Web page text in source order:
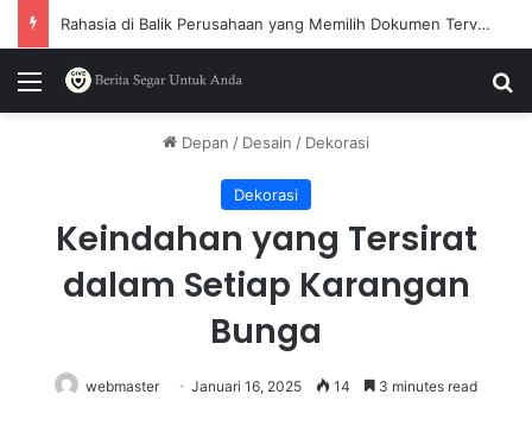
Rahasia di Balik Perusahaan yang Memilih Dokumen Terverifikasi
Menu
Depan / Desain / Dekorasi
Dekorasi
Keindahan yang Tersirat
dalam Setiap Karangan
Bunga
webmaster Januari 16, 2025 14 3 minutes read